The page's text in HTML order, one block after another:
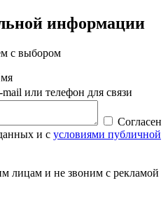
информации
с выбором
mail или телефон для связи
Согласен
и с условиями публичной
лицам и не звоним с рекламой